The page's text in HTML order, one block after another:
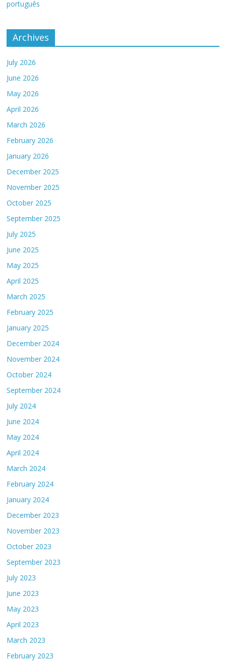
português
Archives
July 2026
June 2026
May 2026
April 2026
March 2026
February 2026
January 2026
December 2025
November 2025
October 2025
September 2025
July 2025
June 2025
May 2025
April 2025
March 2025
February 2025
January 2025
December 2024
November 2024
October 2024
September 2024
July 2024
June 2024
May 2024
April 2024
March 2024
February 2024
January 2024
December 2023
November 2023
October 2023
September 2023
July 2023
June 2023
May 2023
April 2023
March 2023
February 2023